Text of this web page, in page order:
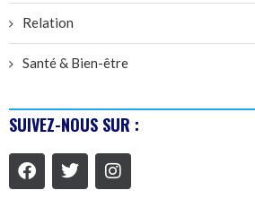
Relation
Santé & Bien-être
SUIVEZ-NOUS SUR :